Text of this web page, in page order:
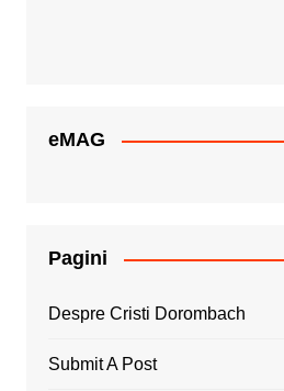
eMAG
Pagini
Despre Cristi Dorombach
Submit A Post